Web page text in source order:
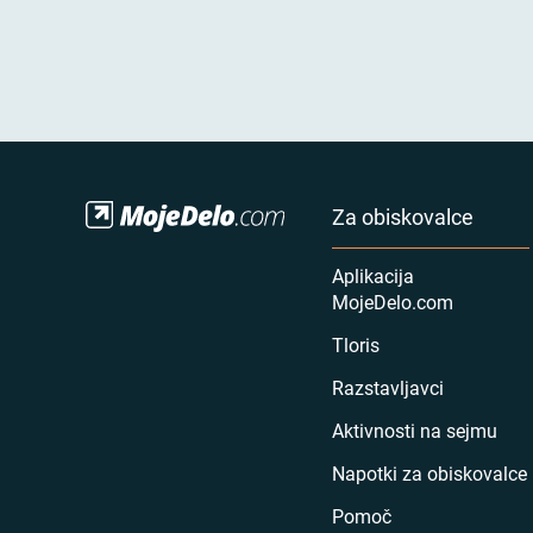
Za obiskovalce
Aplikacija
MojeDelo.com
Tloris
Razstavljavci
Aktivnosti na sejmu
Napotki za obiskovalce
Pomoč